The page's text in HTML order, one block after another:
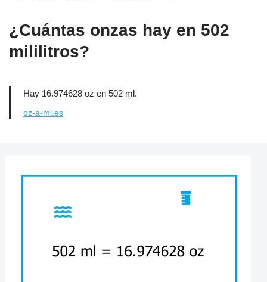
¿Cuántas onzas hay en 502
mililitros?
Hay 16.974628 oz en 502 ml.
oz-a-ml.es